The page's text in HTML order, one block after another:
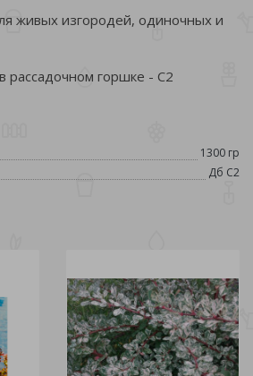
живых изгородей, одиночных и
рассадочном горшке - С2
1300 гр
Дб С2